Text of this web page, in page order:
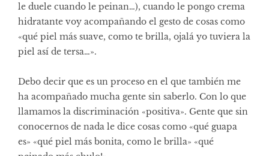
le duele cuando le peinan…), cuando le pongo crema
hidratante voy acompañando el gesto de cosas como
«qué piel más suave, como te brilla, ojalá yo tuviera la
piel así de tersa…».
Debo decir que es un proceso en el que también me
ha acompañado mucha gente sin saberlo. Con lo que
llamamos la discriminación «positiva». Gente que sin
conocernos de nada le dice cosas como «qué guapa
es» «qué piel más bonita, como le brilla» «qué